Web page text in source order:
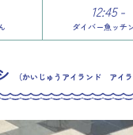
12:45 -
ダイバー魚ッチ
（かいじゅうアイランド アイ